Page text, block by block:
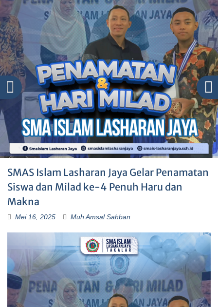
SMAS Islam Lasharan Jaya Gelar Penamatan
Siswa dan Milad ke-4 Penuh Haru dan
Makna
Mei 16, 2025 Muh Amsal Sahban